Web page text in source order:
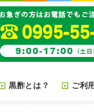
黒酢とは？ ご利